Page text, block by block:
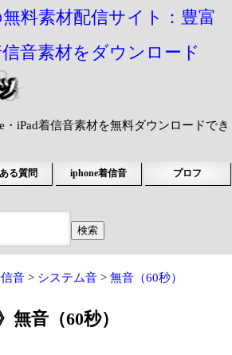
料素材配信サイト：豊富
音素材をダウンロード
・iPad着信音素材を無料ダウンロードでき
る質問 iphone着信音 プロフ
音 システム音 無音（60秒）
無音（60秒）